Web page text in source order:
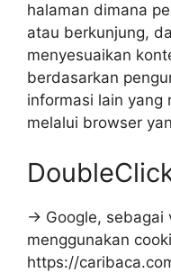
halaman dimana
atau berkunjung,
menyesuaikan
berdasarkan
informasi lain yang
melalui browser
→ Google, sebagai
menggunakan
https://